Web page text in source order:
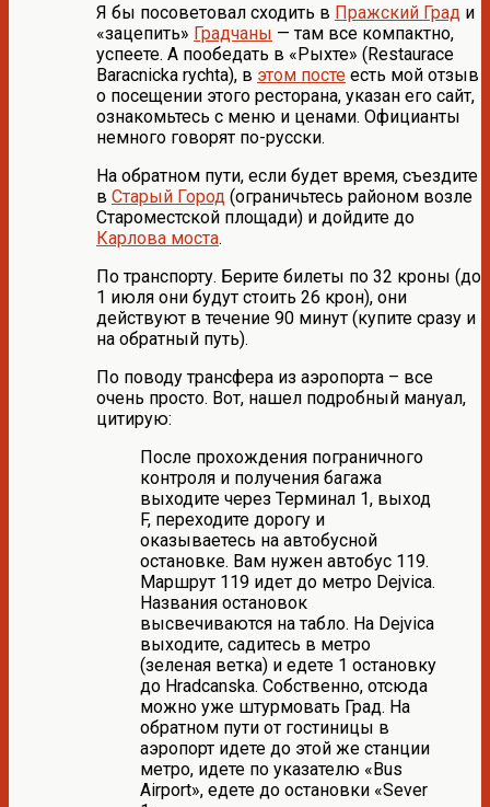
Я бы посоветовал сходить в Пражский Град и
«зацепить» Градчаны — там все компактно,
успеете. А пообедать в «Рыхте» (Restaurace
Baracnicka rychta), в этом посте есть мой отзыв
о посещении этого ресторана, указан его сайт,
ознакомьтесь с меню и ценами. Официанты
немного говорят по-русски.
На обратном пути, если будет время, съездите
в Старый Город (ограничьтесь районом возле
Староместской площади) и дойдите до
Карлова моста.
По транспорту. Берите билеты по 32 кроны (до
1 июля они будут стоить 26 крон), они
действуют в течение 90 минут (купите сразу и
на обратный путь).
По поводу трансфера из аэропорта – все
очень просто. Вот, нашел подробный мануал,
цитирую:
После прохождения пограничного
контроля и получения багажа
выходите через Терминал 1, выход
F, переходите дорогу и
оказываетесь на автобусной
остановке. Вам нужен автобус 119.
Маршрут 119 идет до метро Dejvica.
Названия остановок
высвечиваются на табло. На Dejvica
выходите, садитесь в метро
(зеленая ветка) и едете 1 остановку
до Hradcanska. Собственно, отсюда
можно уже штурмовать Град. На
обратном пути от гостиницы в
аэропорт идете до этой же станции
метро, идете по указателю «Bus
Airport», едете до остановки «Sever